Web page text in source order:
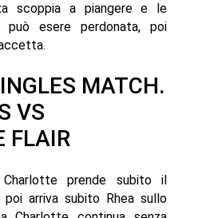
scoppia a piangere e le
esere perdonata, poi
MATCH.
VS
FLAIR
prende subito il
arriva subito Rhea sullo